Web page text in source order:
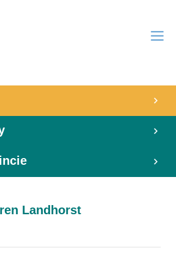
Landhorst